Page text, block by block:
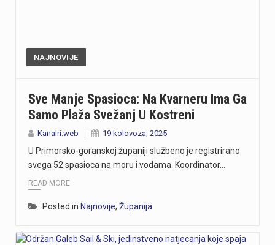
NAJNOVIJE
Sve Manje Spasioca: Na Kvarneru Ima Ga
Samo Plaža Svežanj U Kostreni
Kanalri.web 19 kolovoza, 2025
U Primorsko-goranskoj županiji službeno je registrirano
svega 52 spasioca na moru i vodama. Koordinator…
READ MORE
Posted in Najnovije, Županija